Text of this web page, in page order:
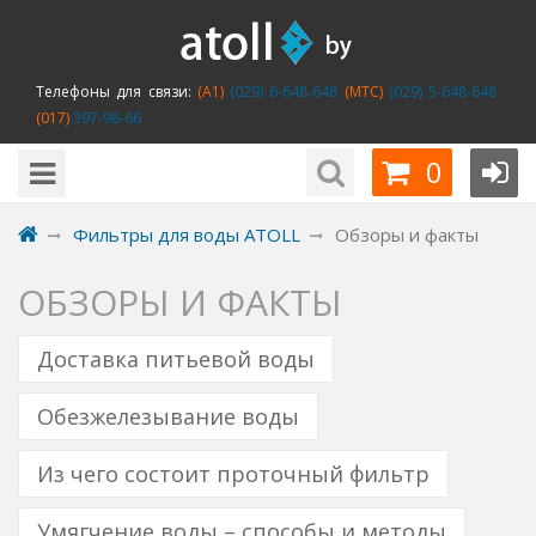
Телефоны для связи: (A1)(029) 6-648-648 (MTC)(029) 5-648-648
(017)397-98-66
0
Фильтры для воды ATOLL Обзоры и факты
ОБЗОРЫ И ФАКТЫ
Доставка питьевой воды
Обезжелезывание воды
Из чего состоит проточный фильтр